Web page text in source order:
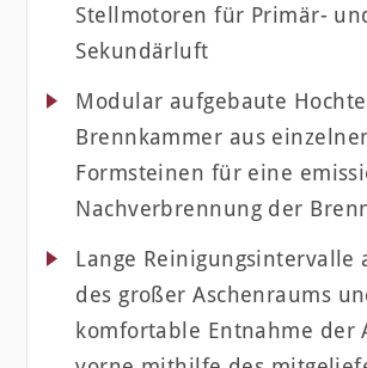
Stellmotoren für Primär-
Sekundärluft
Modular aufgebaute
Brennkammer aus
Formsteinen für eine
Nachverbrennung der
Lange Reinigungsintervalle
des großer Aschenraums
komfortable Entnahme der